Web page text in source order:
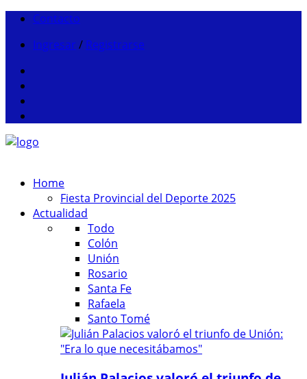
Contacto
Ingresar / Registrarse
Home
Fiesta Provincial del Deporte 2025
Actualidad
Todo
Colón
Unión
Rosario
Santa Fe
Rafaela
Santo Tomé